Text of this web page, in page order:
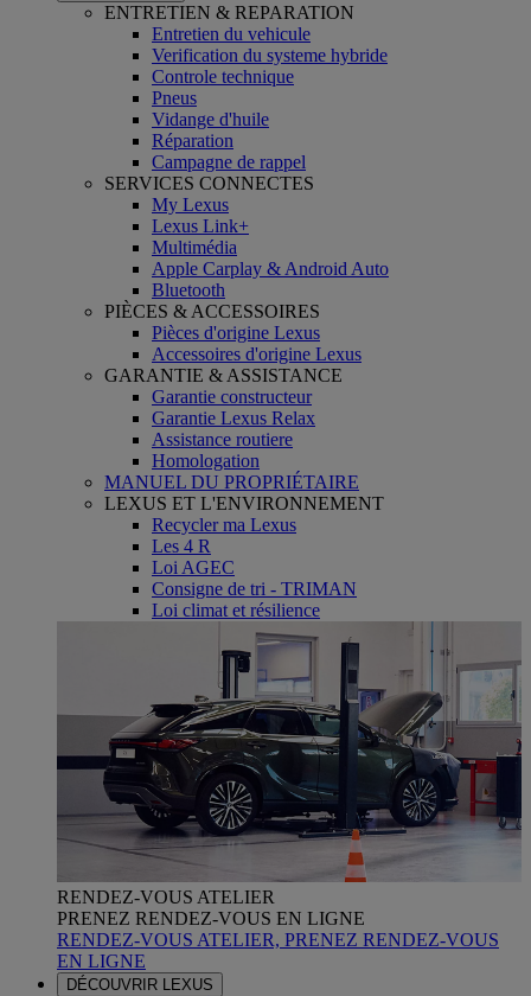
ENTRETIEN & REPARATION
Entretien du vehicule
Verification du systeme hybride
Controle technique
Pneus
Vidange d'huile
Réparation
Campagne de rappel
SERVICES CONNECTES
My Lexus
Lexus Link+
Multimédia
Apple Carplay & Android Auto
Bluetooth
PIÈCES & ACCESSOIRES
Pièces d'origine Lexus
Accessoires d'origine Lexus
GARANTIE & ASSISTANCE
Garantie constructeur
Garantie Lexus Relax
Assistance routiere
Homologation
MANUEL DU PROPRIÉTAIRE
LEXUS ET L'ENVIRONNEMENT
Recycler ma Lexus
Les 4 R
Loi AGEC
Consigne de tri - TRIMAN
Loi climat et résilience
RENDEZ-VOUS ATELIER
PRENEZ RENDEZ-VOUS EN LIGNE
RENDEZ-VOUS ATELIER, PRENEZ RENDEZ-VOUS
EN LIGNE
DÉCOUVRIR LEXUS